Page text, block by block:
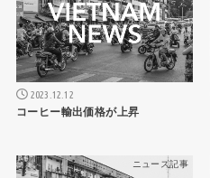
2023.12.12
コーヒー輸出価格が上昇
ニュース記事